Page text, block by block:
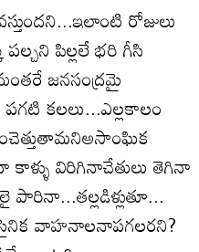
రోజులు
పిల్లలే భరి గీసి
జనసంద్రమై
కలలు...ఎల్లకాలం
కాళ్ళు విరిగినాచేతులు తెగినా
పారినా...తల్లడిళ్లుతూ...
వాహనాలనాపగలరని?